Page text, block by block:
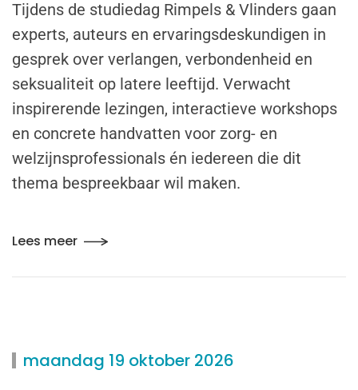
Tijdens de studiedag Rimpels & Vlinders gaan
experts, auteurs en ervaringsdeskundigen in
gesprek over verlangen, verbondenheid en
seksualiteit op latere leeftijd. Verwacht
inspirerende lezingen, interactieve workshops
en concrete handvatten voor zorg- en
welzijnsprofessionals én iedereen die dit
thema bespreekbaar wil maken.
Lees meer
maandag 19 oktober 2026